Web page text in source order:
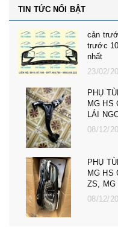
TIN TỨC NỔI BẬT
cản
trước
nhất
23/02/
PHỤ
MG HS
LÁI
08/12/
PHỤ
MG HS
ZS, MG
08/12/